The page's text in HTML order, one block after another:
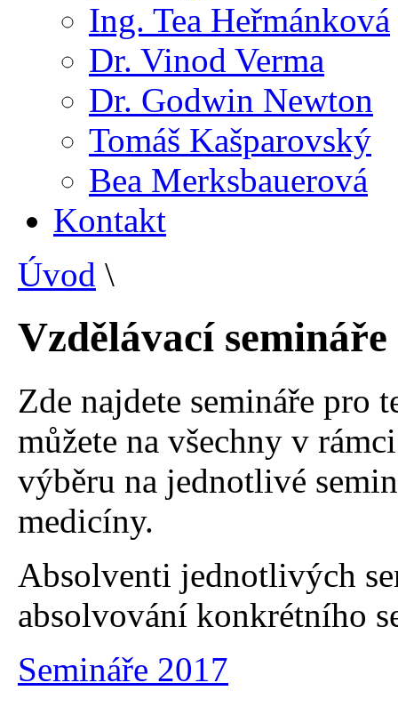
Ing. Tea Heřmánková
Dr. Vinod Verma
Dr. Godwin Newton
Tomáš Kašparovský
Bea Merksbauerová
Kontakt
Úvod \
Vzdělávací semináře
Zde najdete semináře pro
můžete na všechny v
výběru na jednotlivé
medicíny.
Absolventi jednotlivých
absolvování konkrétního
Semináře 2017